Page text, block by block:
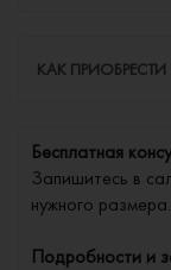
КАК ПРИОБРЕСТИ
Бесплатная
Запишитесь в
нужного размера.
Подробности и